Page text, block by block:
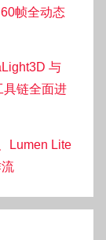
帧全动态
与
具链全面进
Lumen Lite